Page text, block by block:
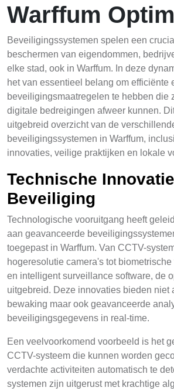
Warffum
Beveiligingssystemen spelen een
beschermen van eigendommen,
elke stad, ook in Warffum. In deze
het van essentieel belang om efficiënte
beveiligingsmaatregelen te hebben die
digitale bedreigingen afweer kunnen.
uitgebreid overzicht van de
beveiligingssystemen in Warffum,
innovaties, veilige praktijken en lokale
Technische
Beveiliging
Technologische vooruitgang heeft
aan geavanceerde
toegepast in Warffum. Van CCTV-
hogeresolutie camera's tot
en intelligent surveillance software, de
uitgebreid. Deze innovaties bieden niet
bewaking maar ook geavanceerde
beveiligingsgegevens in real-time.
Een veelvoorkomend voorbeeld is het
CCTV-systeem die kunnen worden
verdachte activiteiten automatisch te
systemen zijn uitgerust met krachtige